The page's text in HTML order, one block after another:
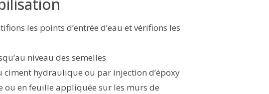
les points d’entrée d’eau et vérifions les
niveau des semelles
ciment hydraulique ou par injection d’époxy
ou en feuille appliquée sur les murs de